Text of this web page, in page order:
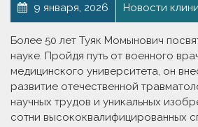
9 января, 2026 Новости
Более 50 лет Туяк Момынович
науке. Пройдя путь от военного
медицинского университета, он
развитие отечественной
научных трудов и уникальных
сотни высококвалифицированных